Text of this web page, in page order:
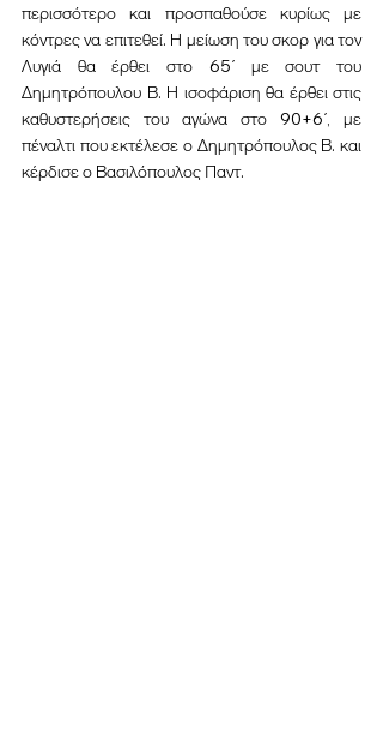
περισσότερο και προσπαθούσε κυρίως με
κόντρες να επιτεθεί. Η μείωση του σκορ για τον
Λυγιά θα έρθει στο 65΄ με σουτ του
Δημητρόπουλου Β. Η ισοφάριση θα έρθει στις
καθυστερήσεις του αγώνα στο 90+6΄, με
πέναλτι που εκτέλεσε ο Δημητρόπουλος Β. και
κέρδισε ο Βασιλόπουλος Παντ.